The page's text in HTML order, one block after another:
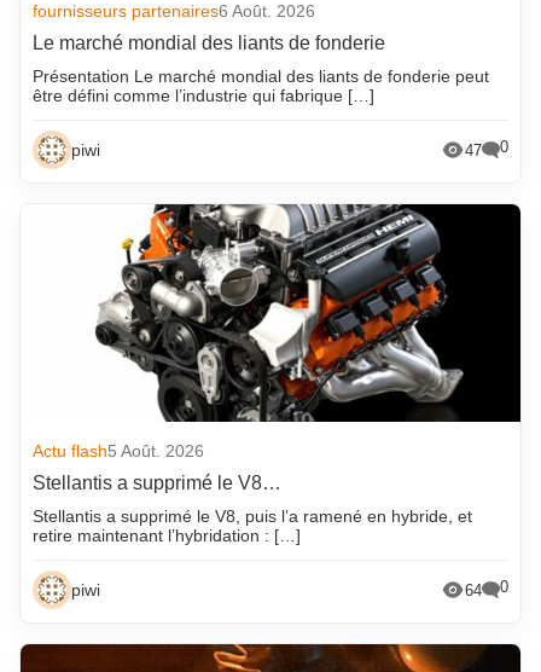
fournisseurs partenaires6 Août. 2026
Le marché mondial des liants de fonderie
Présentation Le marché mondial des liants de fonderie peut
être défini comme l’industrie qui fabrique […]
piwi 47 0
Actu flash5 Août. 2026
Stellantis a supprimé le V8…
Stellantis a supprimé le V8, puis l’a ramené en hybride, et
retire maintenant l’hybridation : […]
piwi 64 0